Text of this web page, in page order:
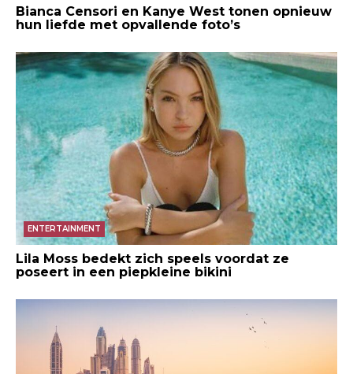
Bianca Censori en Kanye West tonen opnieuw
hun liefde met opvallende foto’s
ENTERTAINMENT
Lila Moss bedekt zich speels voordat ze
poseert in een piepkleine bikini